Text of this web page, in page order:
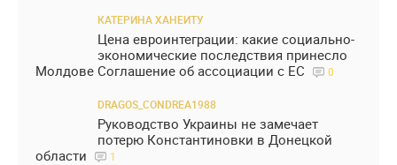
КАТЕРИНА ХАНЕИТУ
Цена евроинтеграции: какие социально-
экономические последствия принесло
Молдове Соглашение об ассоциации с ЕС
0
DRAGOS_CONDREA1988
Руководство Украины не замечает
потерю Константиновки в Донецкой
области
1